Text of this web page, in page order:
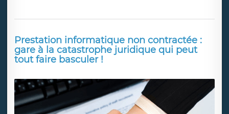
Prestation informatique non contractée :
gare à la catastrophe juridique qui peut
tout faire basculer !